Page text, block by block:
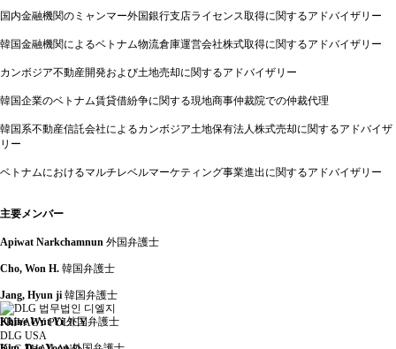
国内金融機関のミャンマー外国銀行支店ライセンス取得に関するアドバイザリー
韓国金融機関によるベトナム物流倉庫運営会社株式取得に関するアドバイザリー
カンボジア不動産開発および土地売却に関するアドバイザリー
韓国企業のベトナム賃貸借紛争に関する現地商事仲裁院での仲裁代理
韓国系不動産信託会社によるカンボジア土地保有法人株式売却に関するアドバイザ
リー
ベトナムにおけるマルチレベルマーケティング事業進出に関するアドバイザリー
主要メンバー
Apiwat Narkchamnun 外国弁護士
Cho, Won H. 韓国弁護士
Jang, Hyun ji 韓国弁護士
Khine Wut Yi 外国弁護士
PRIVACY POLICY
DLG USA